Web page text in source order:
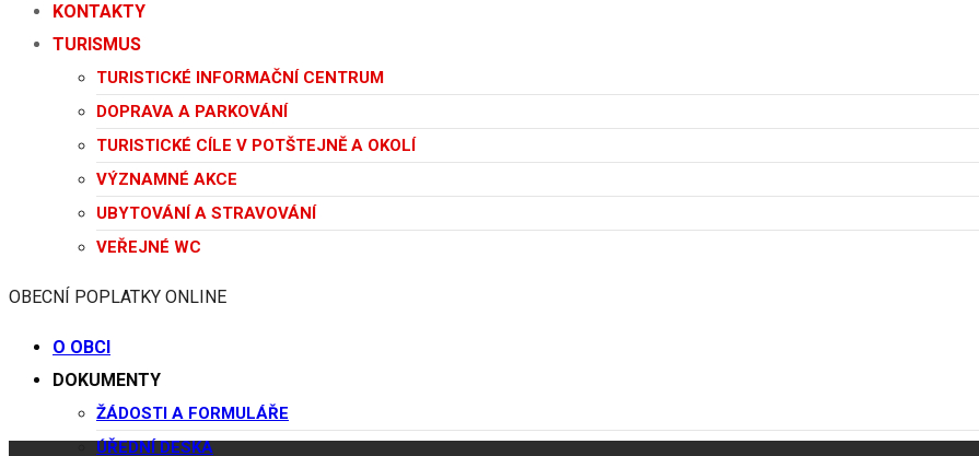
KONTAKTY
TURISMUS
TURISTICKÉ INFORMAČNÍ CENTRUM
DOPRAVA A PARKOVÁNÍ
TURISTICKÉ CÍLE V POTŠTEJNĚ A OKOLÍ
VÝZNAMNÉ AKCE
UBYTOVÁNÍ A STRAVOVÁNÍ
VEŘEJNÉ WC
OBECNÍ POPLATKY ONLINE
O OBCI
DOKUMENTY
ŽÁDOSTI A FORMULÁŘE
ÚŘEDNÍ DESKA